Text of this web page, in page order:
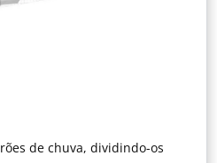
de chuva, dividindo-os